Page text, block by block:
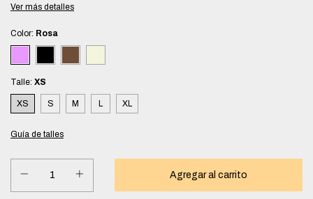
Ver más detalles
Color: Rosa
Talle: XS
XS S M L XL
Guía de talles